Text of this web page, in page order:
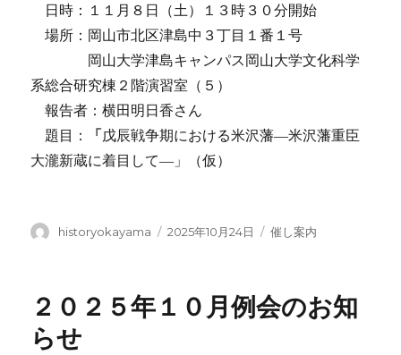
日時：１１月８日（土）１３時３０分開始
場所：岡山市北区津島中３丁目１番１号
岡山大学津島キャンパス岡山大学文化科学
系総合研究棟２階演習室（５）
報告者：横田明日香さん
題目：
「戊辰戦争期における米沢藩―米沢藩重臣
大瀧新蔵に着目して―」（仮）
投
historyokayama
投
2025年10月24日
カ
ー
催し案内
２０２５年１０月例会のお知
らせ